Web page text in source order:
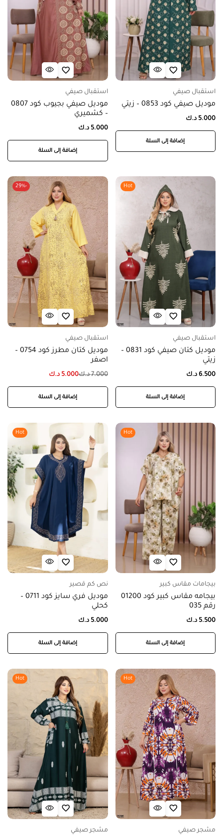
استقبال صيفي
موديل صيفي كود 0853 – زيتي
5.000 د.ك
إضافة إلى السلة
استقبال صيفي
موديل صيفي بجيوب كود 0807
– كشميري
5.000 د.ك
إضافة إلى السلة
Hot
استقبال صيفي
موديل كتان صيفي كود 0831 –
زيتي
6.500 د.ك
إضافة إلى السلة
-29%
استقبال صيفي
موديل كتان مطرز كود 0754 –
اصفر
7.000 د.ك5.000 د.ك
إضافة إلى السلة
Hot
بيجامات مقاس كبير
بيجامه مقاس كبير كود 01200
رقم 035
5.500 د.ك
إضافة إلى السلة
Hot
نص كم قصير
موديل فري سايز كود 0711 –
كحلي
5.000 د.ك
إضافة إلى السلة
Hot
مشجر صيفي
Hot
مشجر صيفي